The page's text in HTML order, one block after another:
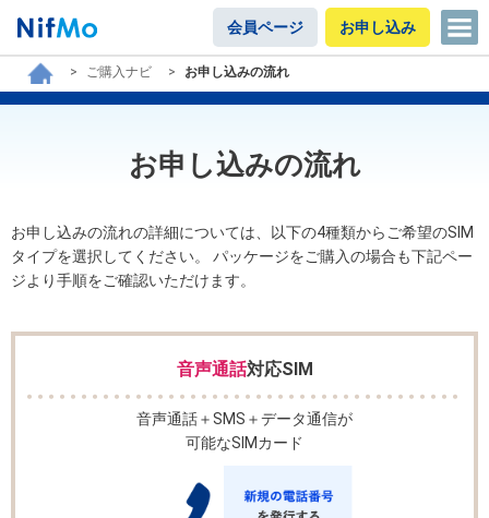
会員ページ お申し込み
ご購入ナビ お申し込みの流れ
お申し込みの流れ
お申し込みの流れの詳細については、以下の4種類からご希望のSIM
タイプを選択してください。
パッケージをご購入の場合も下記ペー
ジより手順をご確認いただけます。
音声通話対応SIM
音声通話＋SMS＋データ通信が
可能なSIMカード